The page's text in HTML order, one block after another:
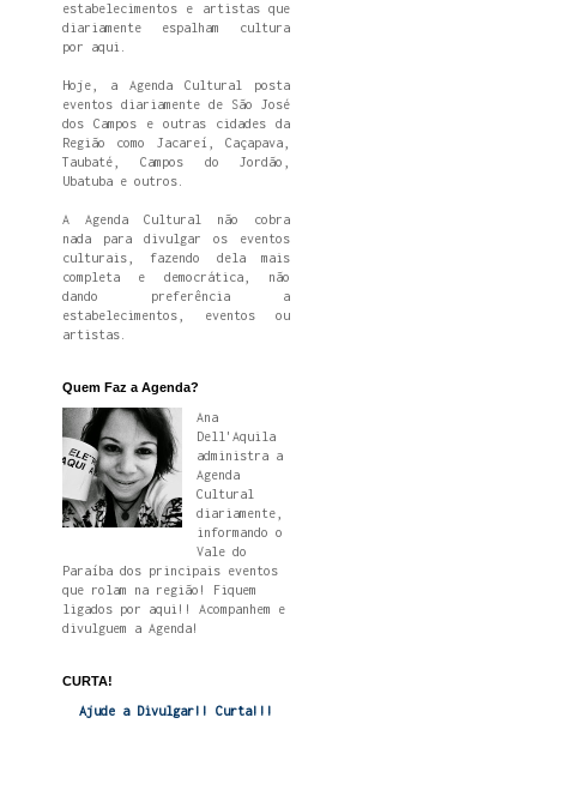
estabelecimentos e artistas que
diariamente espalham cultura
por aqui.
Hoje, a Agenda Cultural posta
eventos diariamente de São José
dos Campos e outras cidades da
Região como Jacareí, Caçapava,
Taubaté, Campos do Jordão,
Ubatuba e outros.
A Agenda Cultural não cobra
nada para divulgar os eventos
culturais, fazendo dela mais
completa e democrática, não
dando preferência a
estabelecimentos, eventos ou
artistas.
Quem Faz a Agenda?
Ana
Dell'Aquila
administra a
Agenda
Cultural
diariamente,
informando o
Vale do
Paraíba dos principais eventos
que rolam na região! Fiquem
ligados por aqui!! Acompanhem e
divulguem a Agenda!
CURTA!
Ajude a Divulgar!! Curta!!!